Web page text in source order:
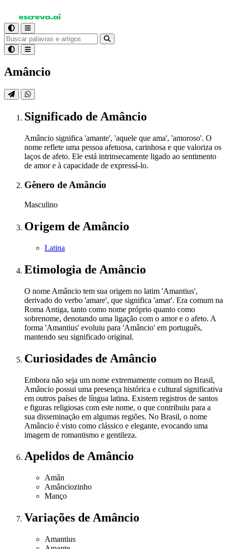
Amâncio
Significado de Amâncio
Amâncio significa 'amante', 'aquele que ama', 'amoroso'. O
nome reflete uma pessoa afetuosa, carinhosa e que valoriza os
laços de afeto. Ele está intrinsecamente ligado ao sentimento
de amor e à capacidade de expressá-lo.
Gênero de Amâncio
Masculino
Origem de Amâncio
Latina
Etimologia de Amâncio
O nome Amâncio tem sua origem no latim 'Amantius',
derivado do verbo 'amare', que significa 'amar'. Era comum na
Roma Antiga, tanto como nome próprio quanto como
sobrenome, denotando uma ligação com o amor e o afeto. A
forma 'Amantius' evoluiu para 'Amâncio' em português,
mantendo seu significado original.
Curiosidades de Amâncio
Embora não seja um nome extremamente comum no Brasil,
Amâncio possui uma presença histórica e cultural significativa
em outros países de língua latina. Existem registros de santos
e figuras religiosas com este nome, o que contribuiu para a
sua disseminação em algumas regiões. No Brasil, o nome
Amâncio é visto como clássico e elegante, evocando uma
imagem de romantismo e gentileza.
Apelidos de Amâncio
Amân
Amânciozinho
Manço
Variações de Amâncio
Amantius